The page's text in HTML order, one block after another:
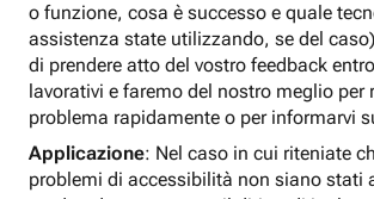
o funzione, cosa è successo e quale
assistenza state utilizzando, se del
di prendere atto del vostro feedback
lavorativi e faremo del nostro meglio per
problema rapidamente o per informarvi
Applicazione: Nel caso in cui riteniate
problemi di accessibilità non siano stati